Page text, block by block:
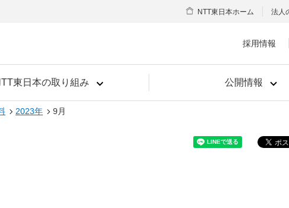
東日本の取り組み 公開情報
NTT東日本ホーム 法人
採用情報
2023年 9月